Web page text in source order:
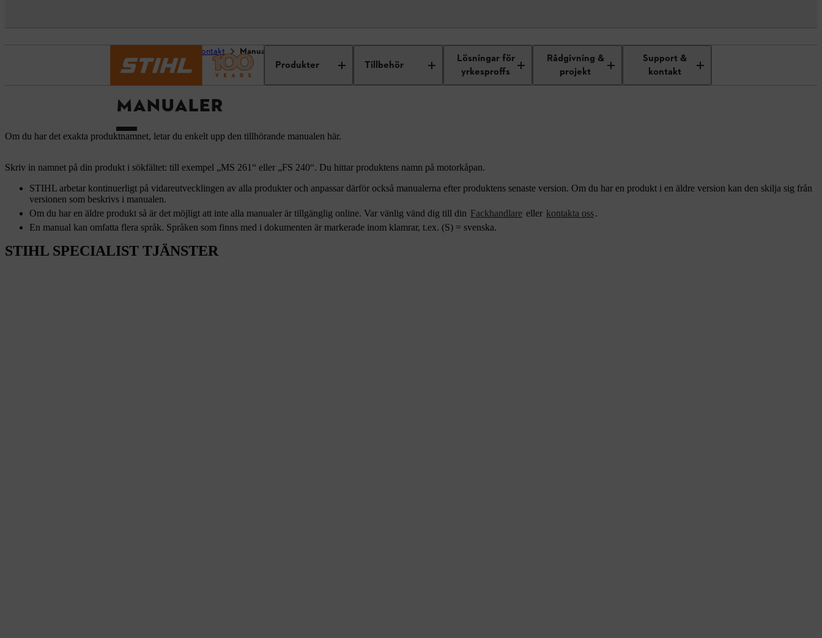
Produkter Tillbehör
Lösningar för
yrkesproffs
Rådgivning &
projekt
Support &
kontakt
Support & kontakt Manualer
MANUALER
Om du har det exakta produktnamnet, letar du enkelt upp den tillhörande manualen här.
Skriv in namnet på din produkt i sökfältet: till exempel „MS 261“ eller „FS 240“. Du hittar produktens namn på motorkåpan.
STIHL arbetar kontinuerligt på vidareutvecklingen av alla produkter och anpassar därför också manualerna efter produktens senaste version. Om du har en produkt i en äldre version kan den skilja sig från
versionen som beskrivs i manualen.
Om du har en äldre produkt så är det möjligt att inte alla manualer är tillgänglig online. Var vänlig vänd dig till din Fackhandlare eller kontakta oss.
En manual kan omfatta flera språk. Språken som finns med i dokumenten är markerade inom klamrar, t.ex. (S) = svenska.
STIHL SPECIALIST TJÄNSTER